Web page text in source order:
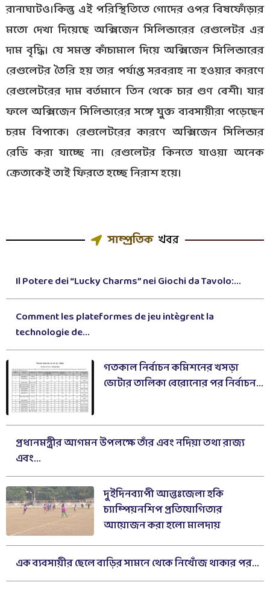
রানাঘাটও।কিন্তু এই পরিস্থিতিতে গোদের ওপর বিষফোঁড়ার
মতো দেখা দিয়েছে অক্সিজেন সিলিন্ডারের রেগুলেটর এর
দাম বৃদ্ধি। যে সমস্ত কাঁচামাল দিয়ে অক্সিজেন সিলিন্ডারের
রেগুলেটর তৈরি হয় তার পর্যাপ্ত সরবরাহ না হওয়ার কারণে
রেগুলেটরের দাম বর্তমানে তিন থেকে চার গুণ বেশী। যার
ফলে অক্সিজেন সিলিন্ডারের সঙ্গে যুক্ত ব্যবসায়ীরা পড়েছেন
চরম বিপাকে। রেগুলেটরের কারণে অক্সিজেন সিলিন্ডার
রেডি করা যাচ্ছে না। রেগুলেটর কিনতে যাওয়া অনেক
ক্রেতাকেই তাই ফিরতে হচ্ছে নিরাশ হয়ে।
সাম্প্রতিক খবর
Il Potere dei “Lucky Charms” nei Giochi da Tavolo:...
Comment les plateformes de jeu intègrent la
technologie de...
গতকাল নির্বাচন কমিশনের খসড়া
ভোটার তালিকা বেরোনোর পর নির্বাচন...
প্রধানমন্ত্রীর আগমন উপলক্ষে তাঁর এবং নদিয়া তথা রাজ্য
এবং...
দুইদিনব্যাপী আন্তঃজেলা হকি
চ্যাম্পিয়নশিপ প্রতিযোগিতার
আয়োজন করা হলো মালদায়
এক ব্যবসায়ীর ছেলে বাড়ির সামনে থেকে নিখোঁজ থাকার পর...